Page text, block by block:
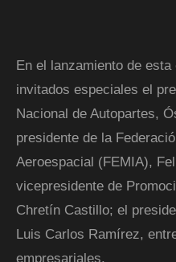
En el lanzamiento de
invitados especiales el
Nacional de Autopartes,
presidente de la
Aeroespacial (FEMIA),
vicepresidente de
Chretín Castillo; el
Luis Carlos Ramírez,
empresariales.